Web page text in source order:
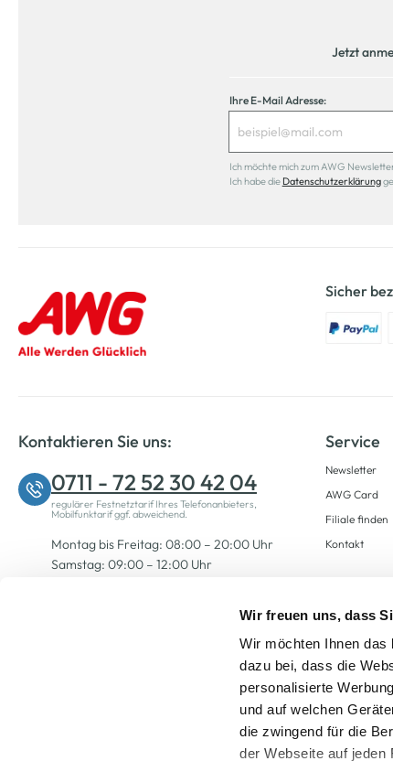
Wir freuen uns, dass
Wir möchten Ihnen das
dazu bei, dass die
personalisierte
und auf welchen
die zwingend für die
der Webseite auf
Jetzt
Ihre E-Mail Adresse:
Ich möchte mich zum AWG
Ich habe die Datenschutzerklärung
Sicher
Kontaktieren Sie uns:
0711 - 72 52 30 42 04
regulärer Festnetztarif Ihres Telefonanbieters,
Mobilfunktarif ggf. abweichend.
Montag bis Freitag: 08:00 – 20:00 Uhr
Samstag: 09:00 – 12:00 Uhr
Service
Newsletter
AWG Card
Filiale finden
Kontakt